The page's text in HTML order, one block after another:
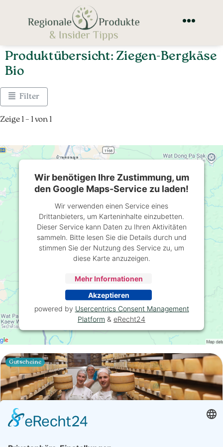
Produktübersicht: Ziegen-Bergkäse
Bio
Filter
Zeige 1 – 1 von 1
Gutscheine
Wir benötigen Ihre Zustimmung, um
den Google Maps-Service zu laden!
Wir verwenden einen Service eines
Drittanbieters, um Karteninhalte einzubetten.
Dieser Service kann Daten zu Ihren Aktivitäten
sammeln. Bitte lesen Sie die Details durch und
stimmen Sie der Nutzung des Service zu, um
diese Karte anzuzeigen.
Mehr Informationen
Akzeptieren
powered by Usercentrics Consent Management
Platform & eRecht24